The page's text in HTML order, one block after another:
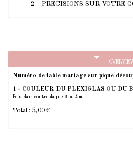
2 - PRECISIONS SUR VOTRE
arrow_drop_down
Numéro de table mariage sur pique
1 - COULEUR DU PLEXIGLAS OU DU
Bois clair contreplaqué 3 ou 5mm
Total : 5,00 €